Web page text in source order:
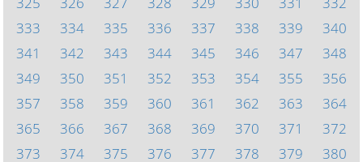
333
334 335 336 337 338 339
340
341
342 343 344 345 346 347
348
349
350 351 352 353 354 355
356
357
358 359 360 361 362 363
364
365
366 367 368 369 370 371
372
373
374 375 376 377 378 379 380